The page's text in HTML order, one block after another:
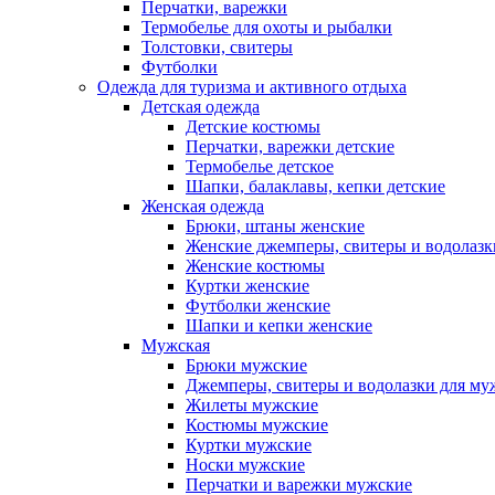
Перчатки, варежки
Термобелье для охоты и рыбалки
Толстовки, свитеры
Футболки
Одежда для туризма и активного отдыха
Детская одежда
Детские костюмы
Перчатки, варежки детские
Термобелье детское
Шапки, балаклавы, кепки детские
Женская одежда
Брюки, штаны женские
Женские джемперы, свитеры и
Женские костюмы
Куртки женские
Футболки женские
Шапки и кепки женские
Мужская
Брюки мужские
Джемперы, свитеры и водолазки для
Жилеты мужские
Костюмы мужские
Куртки мужские
Носки мужские
Перчатки и варежки мужские